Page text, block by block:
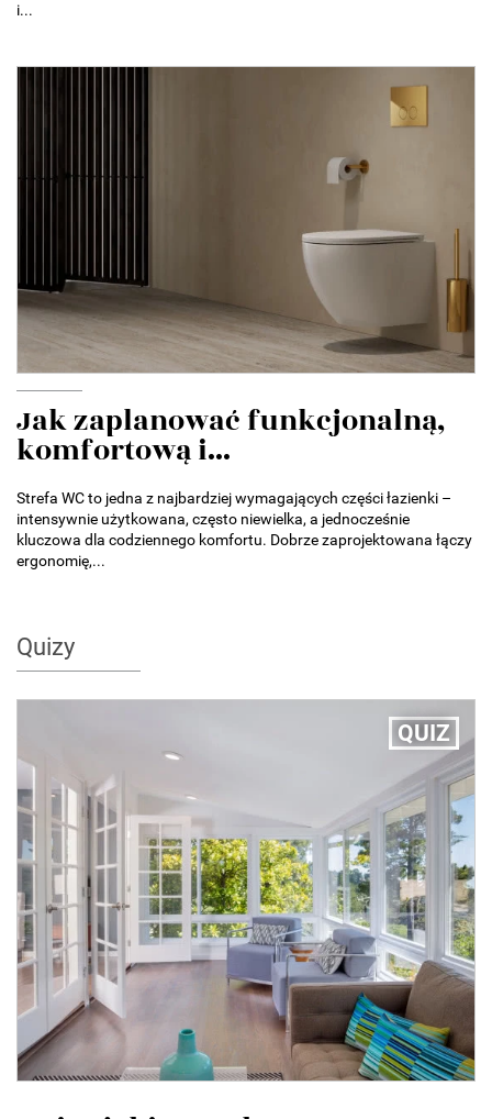
i...
Jak zaplanować funkcjonalną,
komfortową i...
Strefa WC to jedna z najbardziej wymagających części łazienki –
intensywnie użytkowana, często niewielka, a jednocześnie
kluczowa dla codziennego komfortu. Dobrze zaprojektowana łączy
ergonomię,...
Quizy
QUIZ